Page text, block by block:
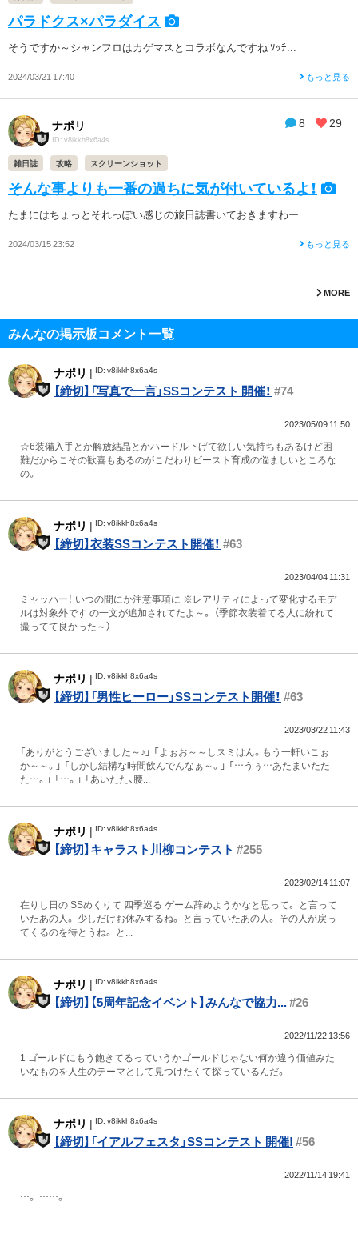
パラドクス×パラダイス
そうですか～シャンフロはカゲマスとコラボなんですね ｿｯﾁ...
2024/03/21 17:40 もっと見る
8 29
ナポリ
ID: v8ikkh8x6a4s
雑日誌 攻略 スクリーンショット
そんな事よりも一番の過ちに気が付いているよ！
たまにはちょっとそれっぽい感じの旅日誌書いておきますわー ...
2024/03/15 23:52 もっと見る
MORE
みんなの掲示板コメント一覧
ナポリ | ID: v8ikkh8x6a4s
【締切】「写真で一言」SSコンテスト 開催！ #74
2023/05/09 11:50
☆6装備入手とか解放結晶とかハードル下げて欲しい気持ちもあるけど困
難だからこその歓喜もあるのがこだわりビースト育成の悩ましいところな
の。
ナポリ | ID: v8ikkh8x6a4s
【締切】衣装SSコンテスト開催！ #63
2023/04/04 11:31
ミャッハー！ いつの間にか注意事項に ※レアリティによって変化するモデ
ルは対象外です の一文が追加されてたよ～。 （季節衣装着てる人に紛れて
撮ってて良かった～）
ナポリ | ID: v8ikkh8x6a4s
【締切】「男性ヒーロー」SSコンテスト開催！ #63
2023/03/22 11:43
「ありがとうございました～♪」 「よぉお～～しスミはん。もう一軒いこぉ
か～～。」 「しかし結構な時間飲んでんなぁ～。」 「…うぅ…あたまいたた
た…。」 「…。」 「あいたた、腰...
ナポリ | ID: v8ikkh8x6a4s
【締切】キャラスト川柳コンテスト #255
2023/02/14 11:07
在りし日の SSめくりて 四季巡る ゲーム辞めようかなと思って。 と言って
いたあの人。 少しだけお休みするね。 と言っていたあの人。 その人が戻っ
てくるのを待とうね。 と...
ナポリ | ID: v8ikkh8x6a4s
【締切】【5周年記念イベント】みんなで協力...#26
2022/11/22 13:56
1 ゴールドにもう飽きてるっていうかゴールドじゃない何か違う価値みた
いなものを人生のテーマとして見つけたくて探っているんだ。
ナポリ | ID: v8ikkh8x6a4s
【締切】「イアルフェスタ」SSコンテスト 開催!#56
2022/11/14 19:41
…。 ……。